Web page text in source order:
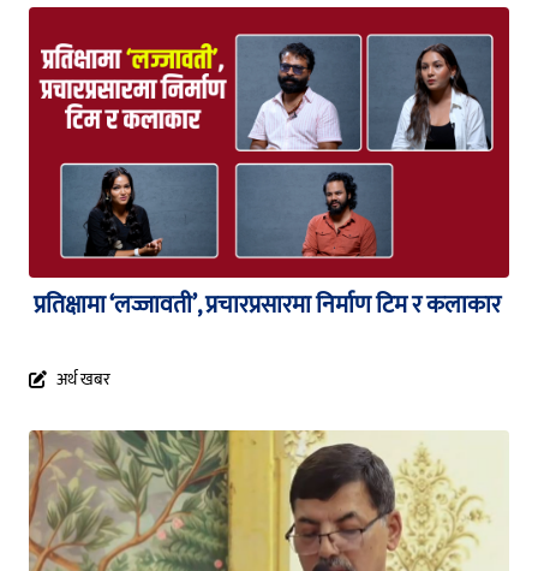
प्रतिक्षामा ‘लज्जावती’, प्रचारप्रसारमा निर्माण टिम र कलाकार
अर्थ खबर